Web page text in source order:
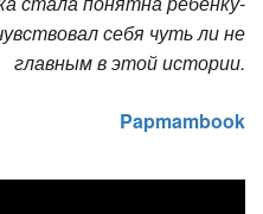
себя чуть ли не
главным в этой истории.
Papmambook